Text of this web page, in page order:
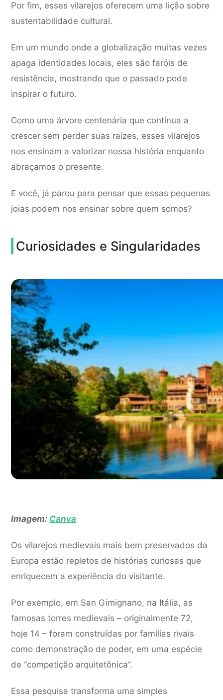
Por fim, esses vilarejos oferecem uma lição sobre
sustentabilidade cultural.
Em um mundo onde a globalização muitas vezes
apaga identidades locais, eles são faróis de
resistência, mostrando que o passado pode
inspirar o futuro.
Como uma árvore centenária que continua a
crescer sem perder suas raízes, esses vilarejos
nos ensinam a valorizar nossa história enquanto
abraçamos o presente.
E você, já parou para pensar que essas pequenas
joias podem nos ensinar sobre quem somos?
Curiosidades e Singularidades
Imagem: Canva
Os vilarejos medievais mais bem preservados da
Europa estão repletos de histórias curiosas que
enriquecem a experiência do visitante.
Por exemplo, em San Gimignano, na Itália, as
famosas torres medievais – originalmente 72,
hoje 14 – foram construídas por famílias rivais
como demonstração de poder, em uma espécie
de “competição arquitetônica”.
Essa pesquisa transforma uma simples